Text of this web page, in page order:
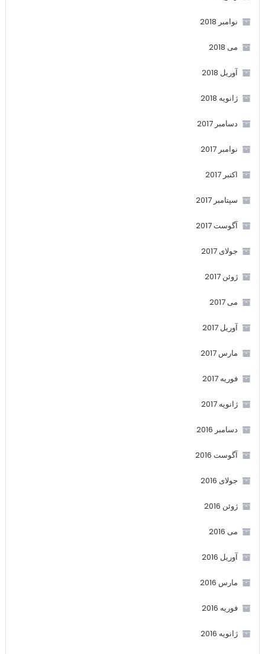
نوامبر 2018
می 2018
آوریل 2018
ژانویه 2018
دسامبر 2017
نوامبر 2017
اکتبر 2017
سپتامبر 2017
آگوست 2017
جولای 2017
ژوئن 2017
می 2017
آوریل 2017
مارس 2017
فوریه 2017
ژانویه 2017
دسامبر 2016
آگوست 2016
جولای 2016
ژوئن 2016
می 2016
آوریل 2016
مارس 2016
فوریه 2016
ژانویه 2016